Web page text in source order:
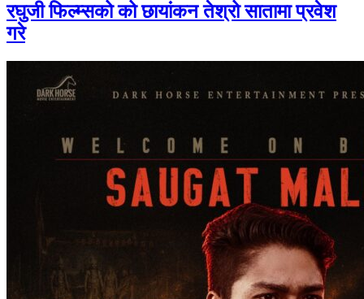
रघुजी फिल्म्सको को छायांकन तेश्रो सातामा प्रवेश
गरे